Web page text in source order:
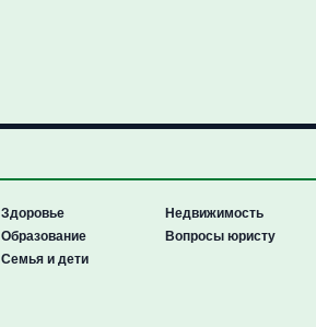
Здоровье
Образование
Семья и дети
Недвижимость
Вопросы юристу